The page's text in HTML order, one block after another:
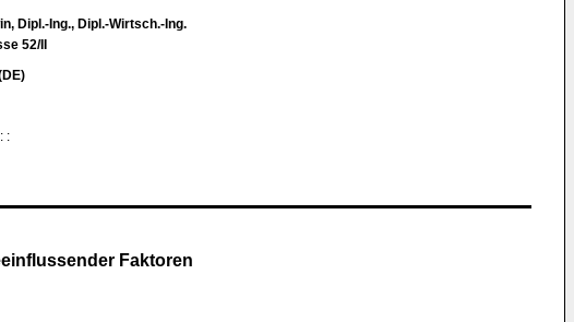
Dipl.-Ing., Dipl.-Wirtsch.-Ing.
52/II
:
Faktoren